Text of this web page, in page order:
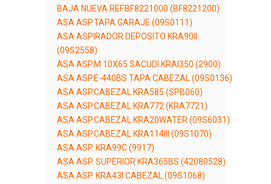
BAJA NUEVA REF.BF8221000 (BF8221200)
ASA ASP.TAPA GARAJE (09S0111)
ASA ASPIRADOR DEPOSITO KRA90II
(09S2558)
ASA ASP.M 10X65 SACUDI.KRAI350 (2900)
ASA ASP.E-440BS TAPA CABEZAL (09S0136)
ASA ASP.CABEZAL KRA585 (SPB060)
ASA ASP.CABEZAL KRA772 (KRA7721)
ASA ASP.CABEZAL KRA20WATER (09S6031)
ASA ASP.CABEZAL KRA114III (09S1070)
ASA ASP. KRA99C (9917)
ASA ASP. SUPERIOR KRA365BS (42080528)
ASA ASP. KRA43I CABEZAL (09S1068)